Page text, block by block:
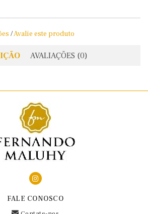
/Avalie este produto
AVALIAÇÕES (0)
FALE CONOSCO